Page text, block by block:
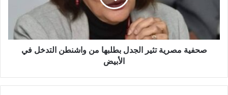
واشنطن
التدخل
في
الأبيضصحفية مصرية تثير الجدل بطلبها من واشنطن التدخل في
الأبيض